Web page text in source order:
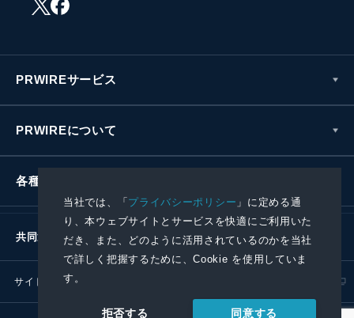
当社では、「プライバシーポリシー 」に定める通
り、本ウェブサイトとサービスを快適にご利用いた
だき、また、どのように活用されているのかを当社
で詳しく把握するために、Cookie を使用していま
す。
拒否する 同意する
PRWIREサービス
PRWIREについて
各種お問い合わせ
共同通信社グループ
サイトポリシー